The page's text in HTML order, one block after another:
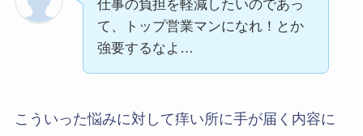
仕事の負担を軽減したいのであっ
て、トップ営業マンになれ！とか
強要するなよ…
こういった悩みに対して痒い所に手が届く内容に